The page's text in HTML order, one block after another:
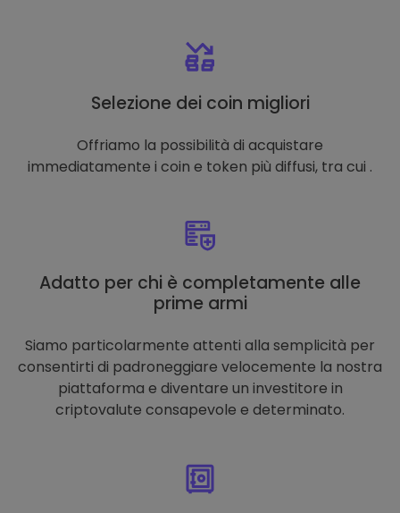
Selezione dei coin migliori
Offriamo la possibilità di acquistare
immediatamente i coin e token più diffusi, tra cui .
Adatto per chi è completamente alle
prime armi
Siamo particolarmente attenti alla semplicità per
consentirti di padroneggiare velocemente la nostra
piattaforma e diventare un investitore in
criptovalute consapevole e determinato.